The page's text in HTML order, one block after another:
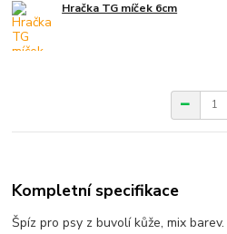
Hračka TG míček 6cm
Kompletní specifikace
Špíz pro psy z buvolí kůže, mix barev.